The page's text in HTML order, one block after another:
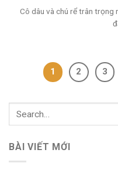
Cô dâu và chú rể trân trọng
1 2 3
BÀI VIẾT MỚI